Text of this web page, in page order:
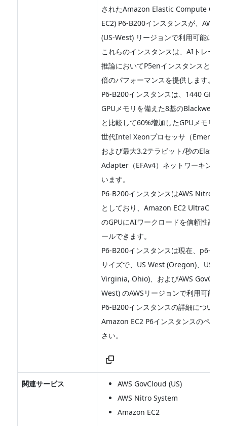
されたAmazon Elastic Compute
EC2) P6-B200インスタンスが、AWS
(US-West) リージョンで利用可能にな
これらのインスタンスは、AIトレーニ
推論においてP5enインスタンスと比較
倍のパフォーマンスを提供します。
P6-B200インスタンスは、1440 GBの
GPUメモリを備えた8基のBlackwell
と比較して60%増加したGPUメモリ帯
世代Intel Xeonプロセッサ（Emerald
および最大3.2テラビット/秒のElastic
Adapter（EFAv4）ネットワーキング
います。
P6-B200インスタンスはAWS Nitro
としており、Amazon EC2
のGPUにAIワークロードを信頼性高く
ールできます。
P6-B200インスタンスは現在、p6-
サイズで、US West (Oregon)、US
Virginia, Ohio)、およびAWS
West) のAWSリージョンで利用可能で
P6-B200インスタンスの詳細について
Amazon EC2 P6インスタンスのペー
さい。
関連サービス
AWS GovCloud (US)
AWS Nitro System
Amazon EC2